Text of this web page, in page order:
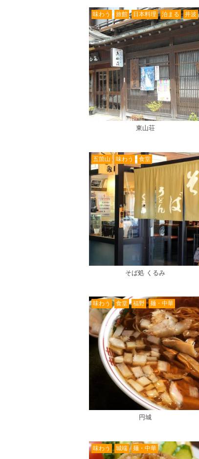
味わう 旅館 日本料理 泊まる 井波
東山荘
五箇山 味わう 食堂
そば処 くるみ
味わう 食堂 福野 麺・中華
円城
味わう 城端 麺・中華